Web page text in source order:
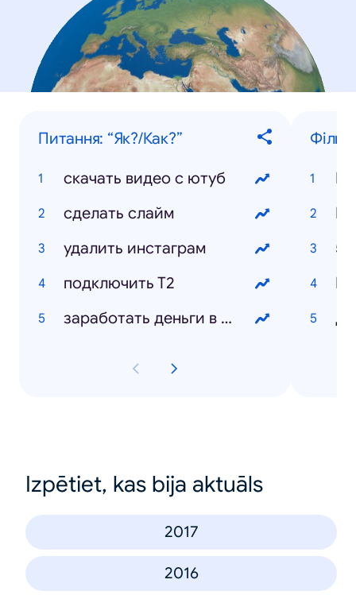
Питання: “Як?/Как?”
скачать видео с ютуб
сделать слайм
удалить инстаграм
подключить Т2
заработать деньги в интернете
Izpētiet, kas bija aktuāls
2017
2016